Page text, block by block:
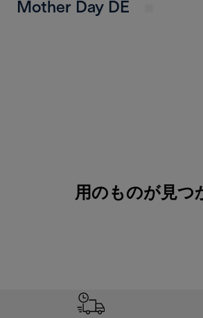
Mother Day DE
用のものが見つ